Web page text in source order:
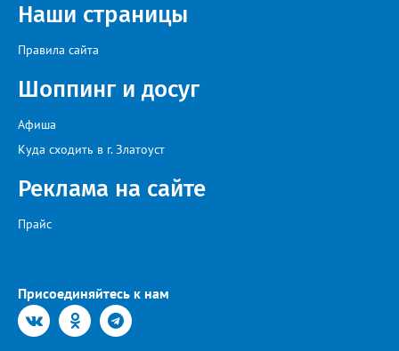
Наши страницы
Правила сайта
Шоппинг и досуг
Афиша
Куда сходить в г. Златоуст
Реклама на сайте
Прайс
Присоединяйтесь к нам